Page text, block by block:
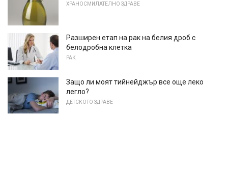
ХРАНОСМИЛАТЕЛНО ЗДРАВЕ
Разширен етап на рак на белия дроб с
белодробна клетка
РАК
Защо ли моят тийнейджър все още леко
легло?
ДЕТСКОТО ЗДРАВЕ